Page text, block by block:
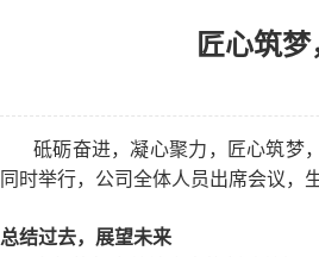
匠心筑
砥砺奋进，凝心聚力，匠心筑梦
同时举行，公司全体人员出席会议，
总结过去，展望未来